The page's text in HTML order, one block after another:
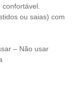
ou saias) com
– Não usar